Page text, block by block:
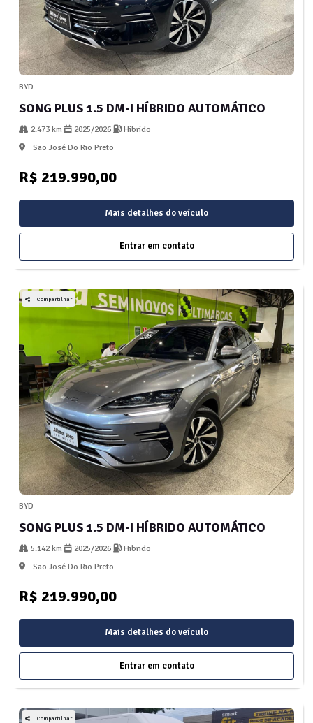
BYD
SONG PLUS 1.5 DM-I HÍBRIDO AUTOMÁTICO
2.473 km 2025/2026
Hibrido
São José Do Rio Preto
R$ 219.990,00
Mais detalhes do veículo
Entrar em contato
Compartilhar
BYD
SONG PLUS 1.5 DM-I HÍBRIDO AUTOMÁTICO
5.142 km 2025/2026
Hibrido
São José Do Rio Preto
R$ 219.990,00
Mais detalhes do veículo
Entrar em contato
Compartilhar